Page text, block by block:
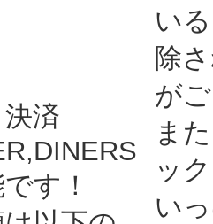
済
す！
い
除
が
ま
ッ
い